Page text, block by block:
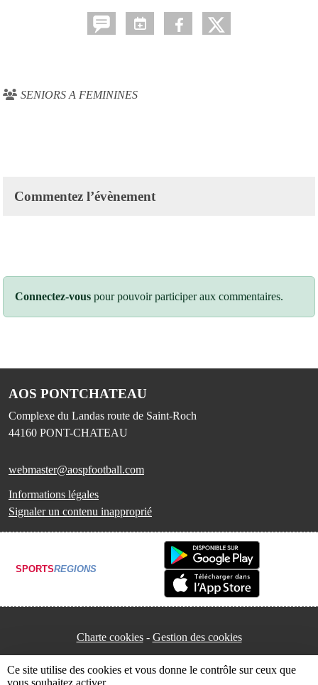
SENIORS A FEMININES
Commentez l’évènement
Connectez-vous pour pouvoir participer aux commentaires.
AOS PONTCHATEAU
Complexe du Landas route de Saint-Roch
44160 PONT-CHATEAU
webmaster@aospfootball.com
Informations légales
Signaler un contenu inapproprié
SPORTSREGIONS
Charte cookies Gestion des cookies
Ce site utilise des cookies et vous donne le contrôle sur ceux que
vous souhaitez activer